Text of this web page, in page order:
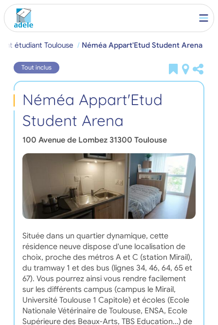
étudiant Toulouse Néméa Appart'Etud Student Arena
Tout inclus
Néméa Appart'Etud
Student Arena
100 Avenue de Lombez 31300 Toulouse
Située dans un quartier dynamique, cette
résidence neuve dispose d'une localisation de
choix, proche des métros A et C (station Mirail),
du tramway 1 et des bus (lignes 34, 46, 64, 65 et
67). Vous pourrez ainsi vous rendre facilement
sur les différents campus (campus le Mirail,
Université Toulouse 1 Capitole) et écoles (Ecole
Nationale Vétérinaire de Toulouse, ENSA, Ecole
Supérieure des Beaux-Arts, TBS Education...) de